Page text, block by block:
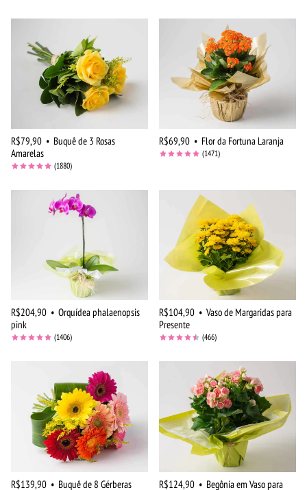
R$79,90 • Buquê de 3 Rosas
Amarelas
(1880)
R$69,90 • Flor da Fortuna Laranja
(1471)
R$204,90 • Orquídea phalaenopsis
pink
(1406)
R$104,90 • Vaso de Margaridas para
Presente
(466)
R$139,90 • Buquê de 8 Gérberas
R$124,90 • Begônia em Vaso para